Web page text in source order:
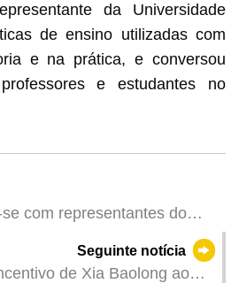
da Universidade
de ensino utilizadas com
e na prática, e conversou
e estudantes no
com representantes do
de Macau (Tradução
Seguinte notícia
de Xia Baolong ao